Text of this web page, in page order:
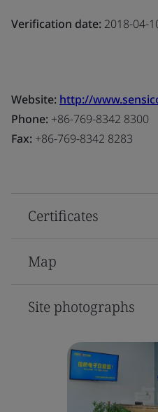
Verification date: 2018-04-
Website: http://
Phone: +86-769-8342 8300
Fax: +86-769-8342 8283
Certificates
Map
Site photographs